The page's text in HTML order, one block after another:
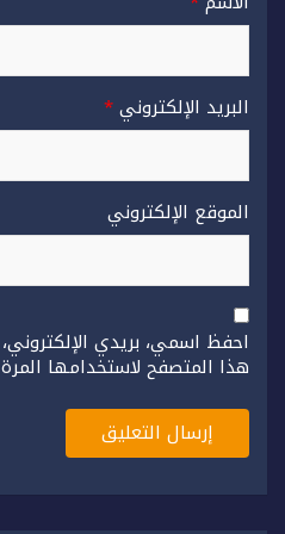
البريد الإلكتروني*
الموقع الإلكتروني
احفظ اسمي، بريدي
هذا المتصفح لاستخدامها